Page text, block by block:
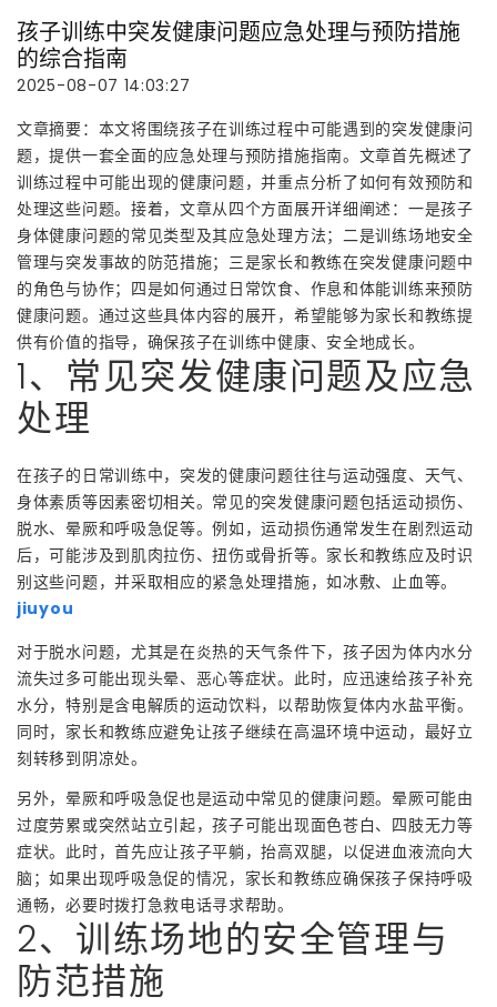
孩子训练中突发健康问题应急处理与预防措施
的综合指南
2025-08-07 14:03:27
文章摘要：本文将围绕孩子在训练过程中可能遇到的突发健康问
题，提供一套全面的应急处理与预防措施指南。文章首先概述了
训练过程中可能出现的健康问题，并重点分析了如何有效预防和
处理这些问题。接着，文章从四个方面展开详细阐述：一是孩子
身体健康问题的常见类型及其应急处理方法；二是训练场地安全
管理与突发事故的防范措施；三是家长和教练在突发健康问题中
的角色与协作；四是如何通过日常饮食、作息和体能训练来预防
健康问题。通过这些具体内容的展开，希望能够为家长和教练提
供有价值的指导，确保孩子在训练中健康、安全地成长。
1、常见突发健康问题及应急
处理
在孩子的日常训练中，突发的健康问题往往与运动强度、天气、
身体素质等因素密切相关。常见的突发健康问题包括运动损伤、
脱水、晕厥和呼吸急促等。例如，运动损伤通常发生在剧烈运动
后，可能涉及到肌肉拉伤、扭伤或骨折等。家长和教练应及时识
别这些问题，并采取相应的紧急处理措施，如冰敷、止血等。
jiuyou
对于脱水问题，尤其是在炎热的天气条件下，孩子因为体内水分
流失过多可能出现头晕、恶心等症状。此时，应迅速给孩子补充
水分，特别是含电解质的运动饮料，以帮助恢复体内水盐平衡。
同时，家长和教练应避免让孩子继续在高温环境中运动，最好立
刻转移到阴凉处。
另外，晕厥和呼吸急促也是运动中常见的健康问题。晕厥可能由
过度劳累或突然站立引起，孩子可能出现面色苍白、四肢无力等
症状。此时，首先应让孩子平躺，抬高双腿，以促进血液流向大
脑；如果出现呼吸急促的情况，家长和教练应确保孩子保持呼吸
通畅，必要时拨打急救电话寻求帮助。
2、训练场地的安全管理与
防范措施